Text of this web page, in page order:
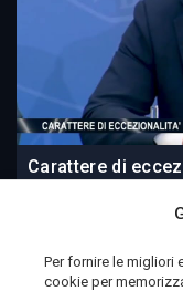
Per fornire le migliori
cookie per
Carattere di
22 ore fa